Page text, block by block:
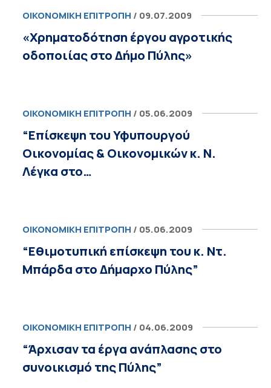
ΟΙΚΟΝΟΜΙΚΉ ΕΠΙΤΡΟΠΉ / 09.07.2009
«Χρηματοδότηση έργου αγροτικής
οδοποιίας στο Δήμο Πύλης»
ΟΙΚΟΝΟΜΙΚΉ ΕΠΙΤΡΟΠΉ / 05.06.2009
“Επίσκεψη του Υφυπουργού
Οικονομίας & Οικονομικών κ. Ν.
Λέγκα στο…
ΟΙΚΟΝΟΜΙΚΉ ΕΠΙΤΡΟΠΉ / 05.06.2009
“Εθιμοτυπική επίσκεψη του κ. Ντ.
Μπάρδα στο Δήμαρχο Πύλης”
ΟΙΚΟΝΟΜΙΚΉ ΕΠΙΤΡΟΠΉ / 04.06.2009
“Άρχισαν τα έργα ανάπλασης στο
συνοικισμό της Πύλης”